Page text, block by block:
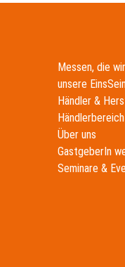
Messen, die
unsere
Händler &
Händlerbereich
Über uns
GastgeberIn
Seminare &